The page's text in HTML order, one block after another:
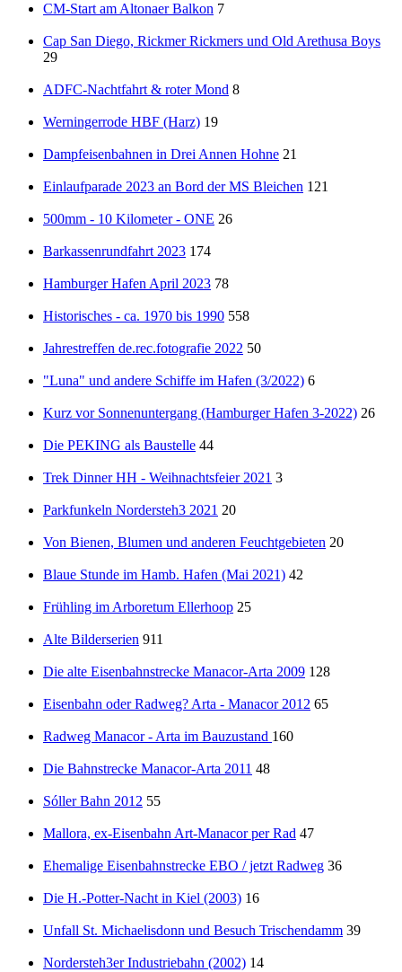
CM-Start am Altonaer Balkon 7
Cap San Diego, Rickmer Rickmers und Old Arethusa Boys
29
ADFC-Nachtfahrt & roter Mond 8
Werningerrode HBF (Harz) 19
Dampfeisenbahnen in Drei Annen Hohne 21
Einlaufparade 2023 an Bord der MS Bleichen 121
500mm - 10 Kilometer - ONE 26
Barkassenrundfahrt 2023 174
Hamburger Hafen April 2023 78
Historisches - ca. 1970 bis 1990 558
Jahrestreffen de.rec.fotografie 2022 50
"Luna" und andere Schiffe im Hafen (3/2022) 6
Kurz vor Sonnenuntergang (Hamburger Hafen 3-2022) 26
Die PEKING als Baustelle 44
Trek Dinner HH - Weihnachtsfeier 2021 3
Parkfunkeln Nordersteh3 2021 20
Von Bienen, Blumen und anderen Feuchtgebieten 20
Blaue Stunde im Hamb. Hafen (Mai 2021) 42
Frühling im Arboretum Ellerhoop 25
Alte Bilderserien 911
Die alte Eisenbahnstrecke Manacor-Arta 2009 128
Eisenbahn oder Radweg? Arta - Manacor 2012 65
Radweg Manacor - Arta im Bauzustand 160
Die Bahnstrecke Manacor-Arta 2011 48
Sóller Bahn 2012 55
Mallora, ex-Eisenbahn Art-Manacor per Rad 47
Ehemalige Eisenbahnstrecke EBO / jetzt Radweg 36
Die H.-Potter-Nacht in Kiel (2003) 16
Unfall St. Michaelisdonn und Besuch Trischendamm 39
Nordersteh3er Industriebahn (2002) 14